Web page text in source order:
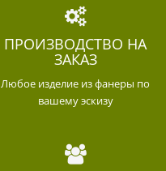
ПРОИЗВОДСТВО НА
ЗАКАЗ
Любое изделие из фанеры по
вашему эскизу